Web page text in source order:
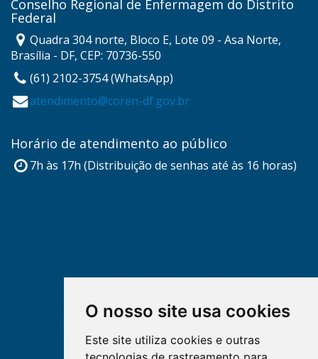
O nosso site usa cookies
Este site utiliza cookies e outras
Conselho Regional de Enfermagem do Distrito
Federal
Quadra 304 norte, Bloco E, Lote 09 - Asa Norte,
Brasília - DF, CEP: 70736-550
(61) 2102-3754 (WhatsApp)
atendimento@coren-df.gov.br
Horário de atendimento ao público
7h às 17h (Distribuição de senhas até às 16 horas)